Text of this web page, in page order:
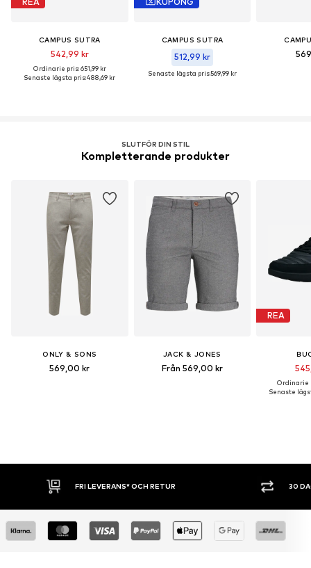
CAMPUS SUTRA
542,99 kr
Ordinarie pris: 651,99 kr
Senaste lägsta pris:488,69 kr
CAMPUS SUTRA
512,99 kr
Senaste lägsta pris:569,99 kr
SLUTFÖR DIN STIL
Kompletterande produkter
ONLY & SONS
569,00 kr
JACK & JONES
Från 569,00 kr
REA
Ordinarie
Senaste
30 DAGARS ÖPPET KÖP